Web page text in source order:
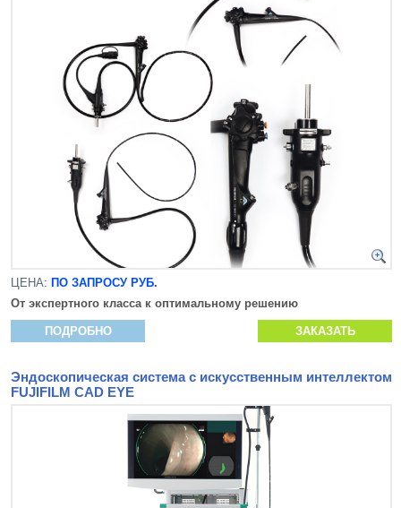
ЦЕНА: ПО ЗАПРОСУ РУБ.
От экспертного класса к оптимальному решению
ПОДРОБНО ЗАКАЗАТЬ
Эндоскопическая система с искусственным интеллектом
FUJIFILM CAD EYE